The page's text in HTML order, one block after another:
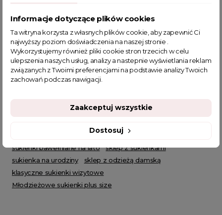
POWIĄZANE TAGI
sukienka koktajlowa
sukienka wyjściowa
asymetryczna sukienka
sukienka biała
luźne sukienki
sukienki bawełniane na lato
sklep z sukienkami
sukienka na urodziny
sklep z odzieżą damską
klasyczne sukienki wizytowe
Młodzieżowe sukienki plus size
Informacje dotyczące plików cookies
Ta witryna korzysta z własnych plików cookie, aby zapewnić Ci
najwyższy poziom doświadczenia na naszej stronie .
Wykorzystujemy również pliki cookie stron trzecich w celu
ulepszenia naszych usług, analizy a nastepnie wyświetlania reklam
związanych z Twoimi preferencjami na podstawie analizy Twoich
zachowań podczas nawigacji.
Dostosuj
Zaakceptuj wszystkie